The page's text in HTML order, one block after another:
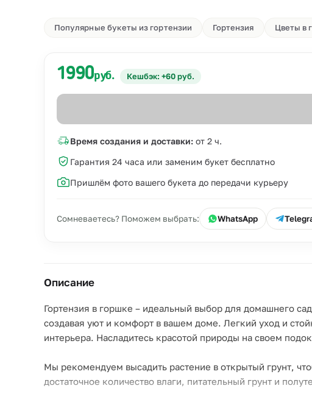
Популярные букеты из гортензии Гортензия Цветы в
1990руб. Кешбэк: +60 руб.
Время создания и доставки: от 2 ч.
Гарантия 24 часа или заменим букет бесплатно
Пришлём фото вашего букета до передачи курьеру
Сомневаетесь? Поможем выбрать: WhatsApp
Описание
Гортензия в горшке – идеальный выбор для домашнего
создавая уют и комфорт в вашем доме. Легкий уход и
интерьера. Насладитесь красотой природы на своем
Мы рекомендуем высадить растение в открытый грунт,
достаточное количество влаги, питательный грунт и